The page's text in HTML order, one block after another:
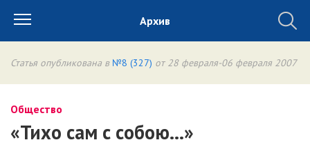
Архив
Статья опубликована в №8 (327) от 28 февраля-06 февраля 2007
Общество
«Тихо сам с собою…»